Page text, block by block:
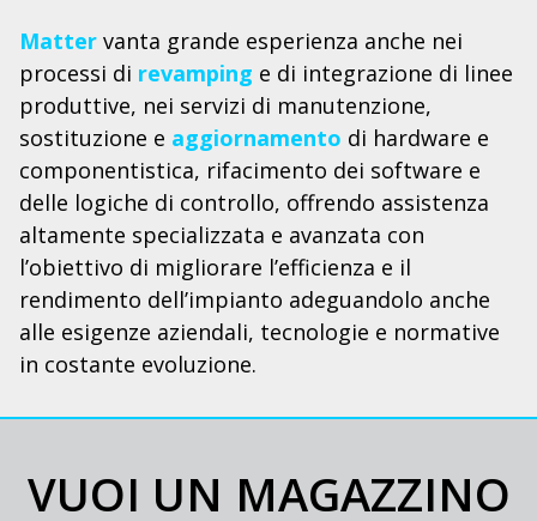
Matter vanta grande esperienza anche nei
processi di revamping e di integrazione di linee
produttive, nei servizi di manutenzione,
sostituzione e aggiornamento di hardware e
componentistica, rifacimento dei software e
delle logiche di controllo, offrendo assistenza
altamente specializzata e avanzata con
l’obiettivo di migliorare l’efficienza e il
rendimento dell’impianto adeguandolo anche
alle esigenze aziendali, tecnologie e normative
in costante evoluzione.
VUOI UN MAGAZZINO